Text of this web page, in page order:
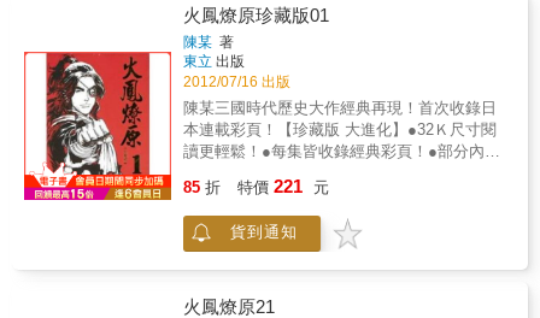
立了一家名為百畫堂的珈啡館。一樓裡，甜蜜
的點心、氤氳的香氣，女給穿梭其中；而二
樓，則是不對外開放的店主書房。在這裡，豐
富的藏書、多樣的收藏，還躲藏著普通人看不
見的幽靈……《北城百畫帖》在歷史事件裡注
入奇幻元素，重現令人驚奇又熟悉的台灣。在
那裡，被遺忘的幽靈躲在藏書室裡默默讀書，
如夢般的台灣博覽會正熱鬧展開，嚮往飛行的
少年仰望著飛行表演，化妝遊行的敞篷車隊則
繪卷……
火鳳燎原珍藏版01
陳某 著
東立 出版
2012/07/16 出版
陳某三國時代歷史大作經典再現！首次收錄日
本連載彩頁！【珍藏版 大進化】●32Ｋ尺寸閱
讀更輕鬆！●每集皆收錄經典彩頁！●部分內容
85 折 特價 221 元
貨到通知
火鳳燎原21